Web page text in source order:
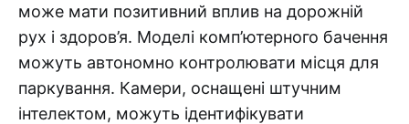
може мати позитивний вплив на дорожній
рух і здоров’я. Моделі комп’ютерного бачення
можуть автономно контролювати місця для
паркування. Камери, оснащені штучним
інтелектом, можуть ідентифікувати